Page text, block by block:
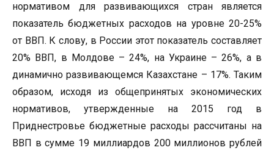
нормативом для развивающихся стран является
показатель бюджетных расходов на уровне 20-25%
от ВВП. К слову, в России этот показатель составляет
20% ВВП, в Молдове – 24%, на Украине – 26%, а в
динамично развивающемся Казахстане – 17%. Таким
образом, исходя из общепринятых экономических
нормативов, утвержденные на 2015 год в
Приднестровье бюджетные расходы рассчитаны на
ВВП в сумме 19 миллиардов 200 миллионов рублей